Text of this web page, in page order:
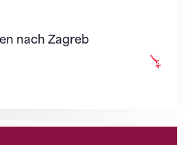
nach Zagreb
ab 1. August 2026